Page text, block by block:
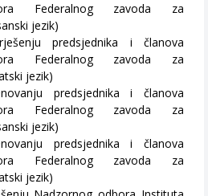
Federalnog zavoda za
jezik)
predsjednika i članova
Federalnog zavoda za
jezik)
predsjednika i članova
Federalnog zavoda za
jezik)
predsjednika i članova
Federalnog zavoda za
jezik)